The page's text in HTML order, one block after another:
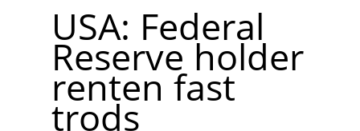
USA: Federal
Reserve holder
renten fast
trods